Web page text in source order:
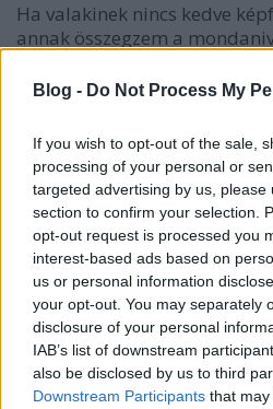
Blog - Do Not Process My
If you wish to opt-out of the sale,
processing of your personal or
targeted advertising by us, please
section to confirm your selection.
opt-out request is processed you
interest-based ads based on
us or personal information
your opt-out. You may separately
disclosure of your personal
IAB’s list of downstream
also be disclosed by us to third
Downstream Participants that
Ha valakinek nincs kedve
annak összegzem a
Meghatározhatatlanul tág
adatoknak, nem tudják mit
kért adatok köre pontosan
van szó, amelyek az ellopott
Ezt vagy pontosan tudják,
pontosan le van határolva a
számukra
köre, azaz fogalmuk sincs
kérdéses adathordozókon.
sem lehet fogalmuk, hogy
vagy sem, azaz a cég nettó
állította, hogy nem tűntek el
2.Az általam kért adatokat